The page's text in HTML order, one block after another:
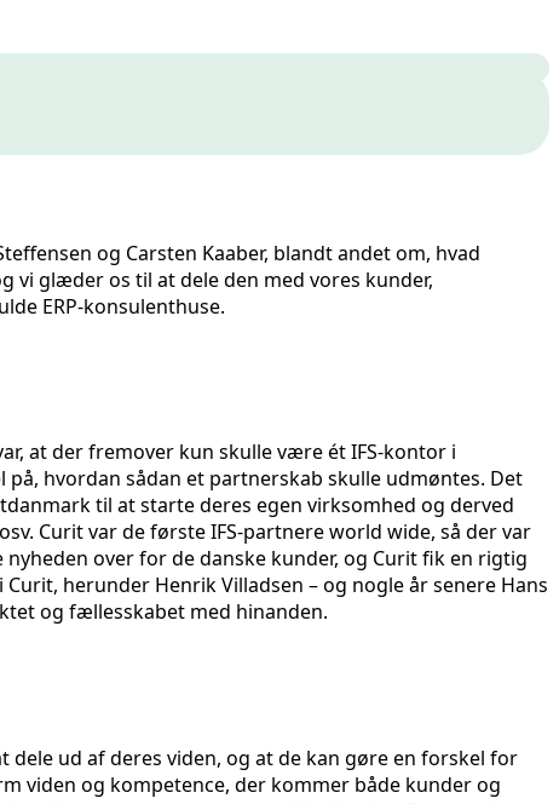
og Carsten Kaaber, blandt andet om, hvad
vi glæder os til at dele den med vores kunder,
ERP-konsulenthuse.
at der fremover kun skulle være ét IFS-kontor i
hvordan sådan et partnerskab skulle udmøntes. Det
til at starte deres egen virksomhed og derved
Curit var de første IFS-partnere world wide, så der var
over for de danske kunder, og Curit fik en rigtig
herunder Henrik Villadsen – og nogle år senere Hans
og fællesskabet med hinanden.
ud af deres viden, og at de kan gøre en forskel for
viden og kompetence, der kommer både kunder og